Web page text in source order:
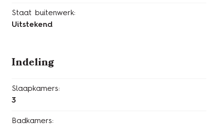
Staat buitenwerk:
Uitstekend
Indeling
Slaapkamers:
3
Badkamers: